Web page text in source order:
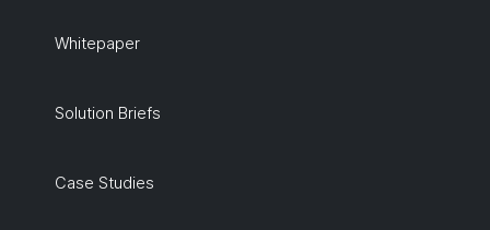
Whitepaper
Solution Briefs
Case Studies